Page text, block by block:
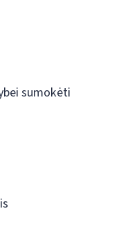
sumokėti